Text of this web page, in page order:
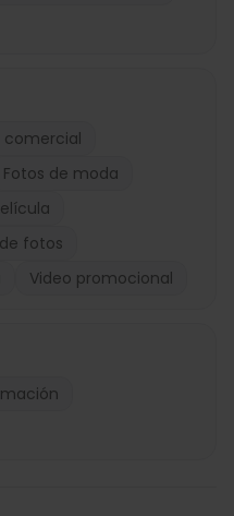
comercial
Fotos de moda
fotos
Video promocional